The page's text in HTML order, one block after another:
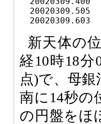
20020309.505
新天体の
経10時18分
点)で、母
南に14秒の
の円盤をほ